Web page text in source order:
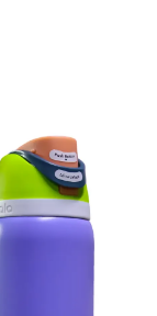
Añadir
lista de
deseos